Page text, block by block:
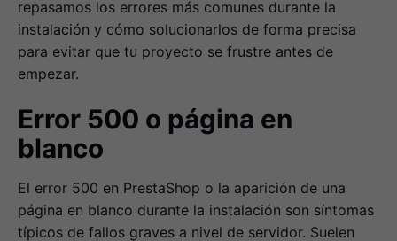
repasamos los errores más comunes durante la
instalación y cómo solucionarlos de forma precisa
para evitar que tu proyecto se frustre antes de
empezar.
Error 500 o página en
blanco
El error 500 en PrestaShop o la aparición de una
página en blanco durante la instalación son síntomas
típicos de fallos graves a nivel de servidor. Suelen